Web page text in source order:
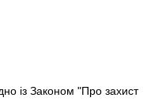
із Законом "Про захист